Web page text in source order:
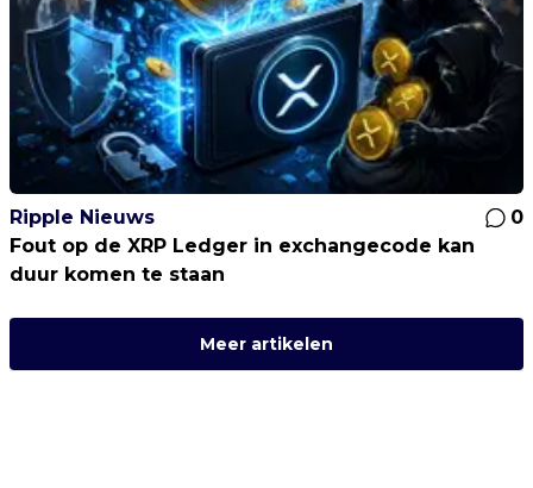
Ripple Nieuws
0
Fout op de XRP Ledger in exchangecode kan
duur komen te staan
Meer artikelen